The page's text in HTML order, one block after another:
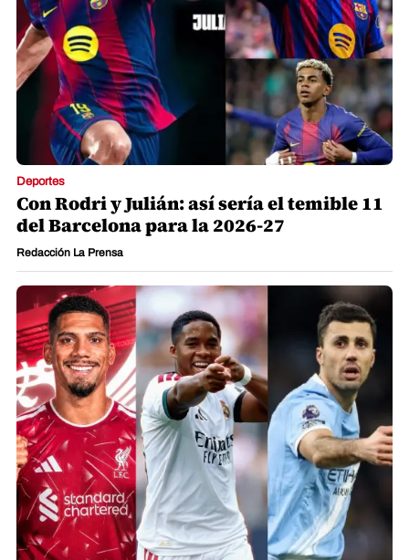
Deportes
Con Rodri y Julián: así sería el temible 11
del Barcelona para la 2026-27
Redacción La Prensa